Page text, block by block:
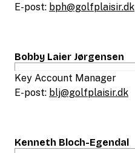
E-post: bph@golfplaisir.dk
Bobby Laier Jørgensen
Key Account Manager
E-post: blj@golfplaisir.dk
Kenneth Bloch-Egendal